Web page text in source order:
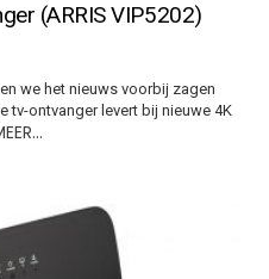
(ARRIS VIP5202)
we het nieuws voorbij zagen
tv-ontvanger levert bij nieuwe 4K